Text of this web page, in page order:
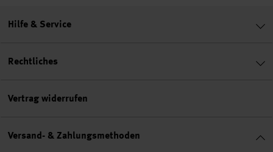
Hilfe & Service
Rechtliches
Vertrag widerrufen
Versand- & Zahlungsmethoden